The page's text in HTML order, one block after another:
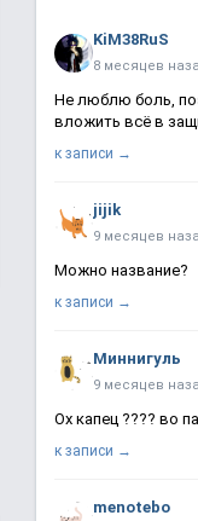
KiM38RuS
8 месяцев
Не люблю боль,
вложить всё в
к записи →
jijik
9 месяцев
Можно название?
к записи →
Миннигуль
9 месяцев
Ох капец ???? во
к записи →
menotebo